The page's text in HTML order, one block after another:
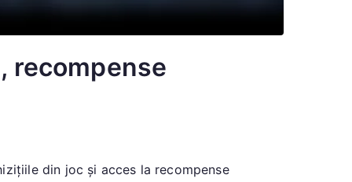
recompense
din joc și acces la recompense